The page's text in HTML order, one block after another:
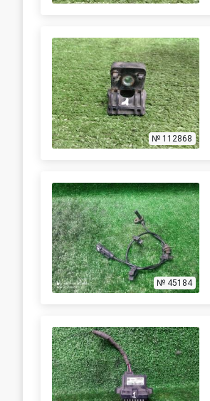
№ 112868
№ 45184